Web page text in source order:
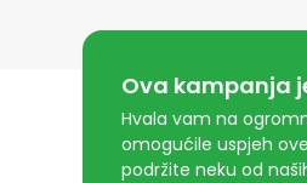
Ova kampanja
Hvala vam na
omogućile uspjeh
podržite neku od